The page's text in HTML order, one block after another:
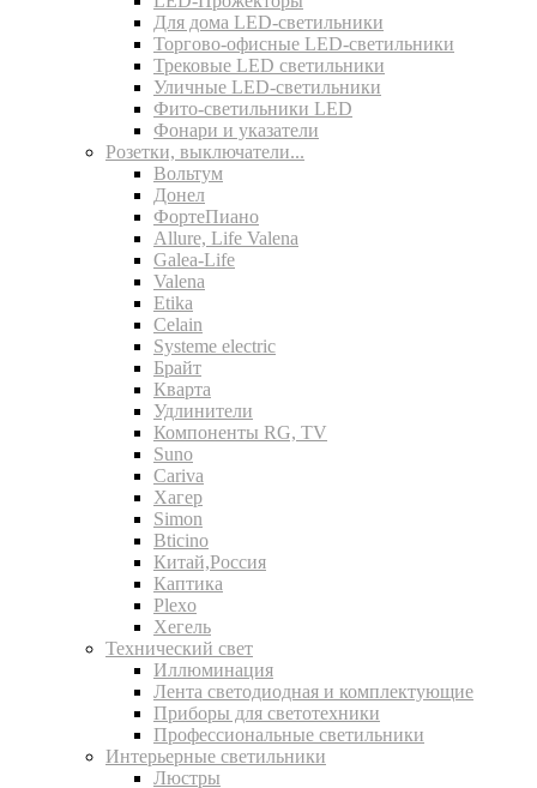
Для дома LED-светильники
Торгово-офисные LED-светильники
Трековые LED светильники
Уличные LED-светильники
Фито-светильники LED
Фонари и указатели
Розетки, выключатели...
Вольтум
Донел
ФортеПиано
Allure, Life Valena
Galea-Life
Valena
Etika
Celain
Systeme electric
Брайт
Кварта
Удлинители
Компоненты RG, TV
Suno
Cariva
Хагер
Simon
Bticino
Китай,Россия
Каптика
Plexo
Хегель
Технический свет
Иллюминация
Лента светодиодная и комплектующие
Приборы для светотехники
Профессиональные светильники
Интерьерные светильники
Люстры